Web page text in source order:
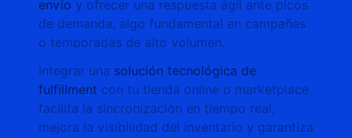
envío y ofrecer una respuesta ágil ante picos
de demanda, algo fundamental en campañas
o temporadas de alto volumen.
Integrar una solución tecnológica de
fulfillment con tu tienda online o marketplace
facilita la sincronización en tiempo real,
mejora la visibilidad del inventario y garantiza